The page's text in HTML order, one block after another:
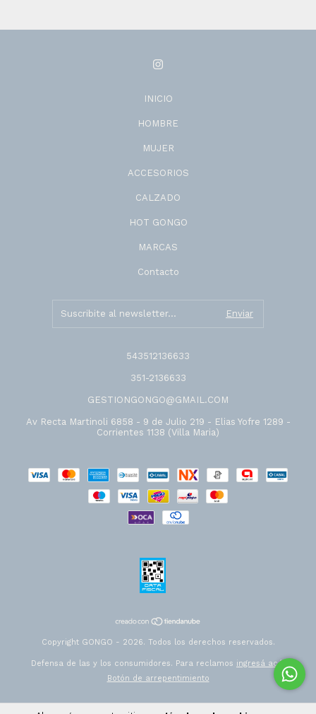
INICIO
HOMBRE
MUJER
ACCESORIOS
CALZADO
HOT GONGO
MARCAS
Contacto
543512136633
351-2136633
GESTIONGONGO@GMAIL.COM
Av Recta Martinoli 6858 - 9 de Julio 219 - Elias Yofre 1289 -
Corrientes 1138 (Villa Maria)
Copyright GONGO - 2026. Todos los derechos reservados.
Defensa de las y los consumidores. Para reclamos ingresá acá.
Botón de arrepentimiento